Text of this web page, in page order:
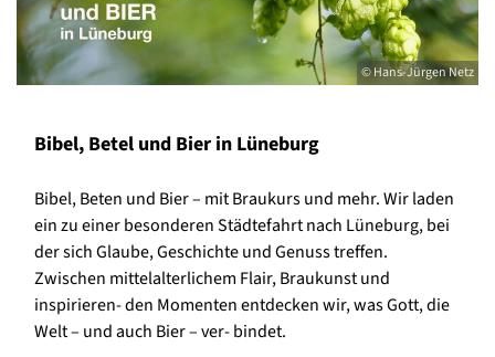
© Hans-Jürgen Netz
Bibel, Betel und Bier in Lüneburg
Bibel, Beten und Bier – mit Braukurs und mehr. Wir laden
ein zu einer besonderen Städtefahrt nach Lüneburg, bei
der sich Glaube, Geschichte und Genuss treffen.
Zwischen mittelalterlichem Flair, Braukunst und
inspirieren- den Momenten entdecken wir, was Gott, die
Welt – und auch Bier – ver- bindet.